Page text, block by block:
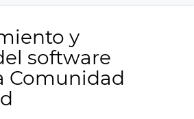
y
software
Comunidad